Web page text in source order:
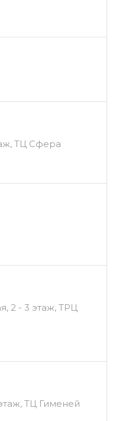
ТЦ Сфера
2 - 3 этаж, ТРЦ
ТЦ Гименей